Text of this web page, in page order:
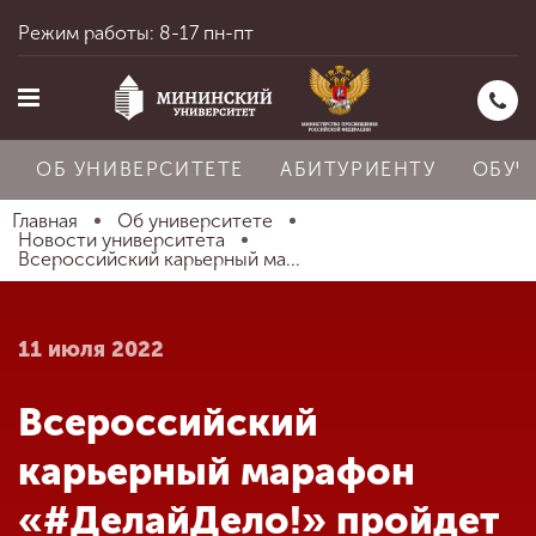
Главная
Абитуриенту
Режим работы: 8-17 пн-пт
ОБ УНИВЕРСИТЕТЕ АБИТУРИЕНТУ
Главная
Об университете
Новости университета
Всероссийский карьерный ма...
11 июля 2022
Всероссийский
карьерный марафон
«#ДелайДело!» пройдет